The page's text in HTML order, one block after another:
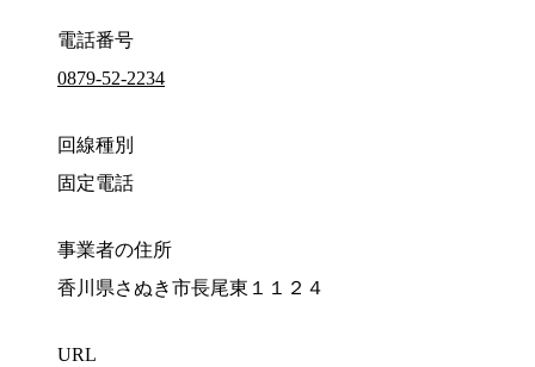
電話番号
0879-52-2234
回線種別
固定電話
事業者の住所
香川県さぬき市長尾東１１２４
URL